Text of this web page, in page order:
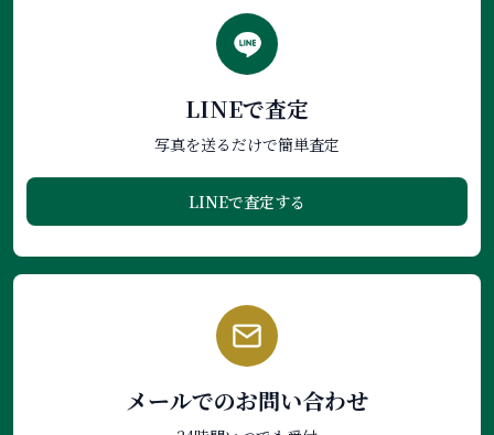
LINEで査定
写真を送るだけで簡単査定
LINEで査定する
メールでのお問い合わせ